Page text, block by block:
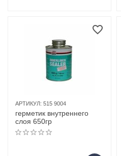
АРТИКУЛ: 515 9004
герметик внутреннего
слоя 650гр